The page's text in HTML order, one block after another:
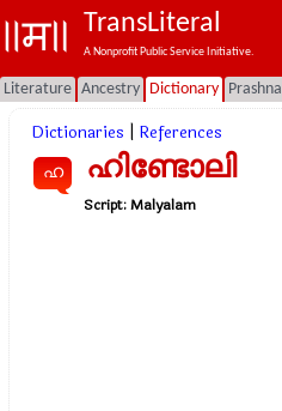
TransLiteral
A Nonprofit Public Service Initiative.
Literature Ancestry Dictionary Prashna
Dictionaries References
ഹ ഹിണ്ടോലി
Script:Malyalam